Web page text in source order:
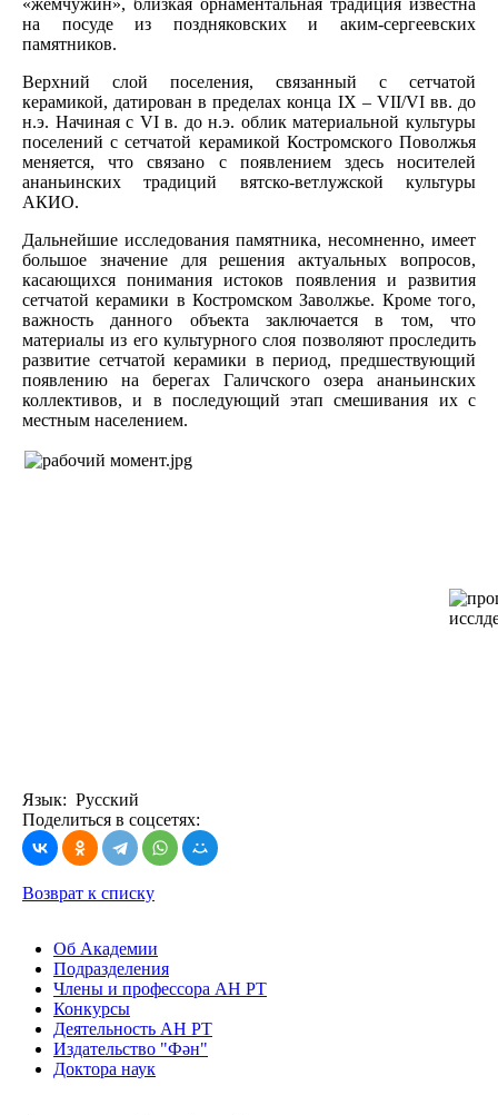
на посуде из поздняковских и аким-сергеевских
памятников.
Верхний слой поселения, связанный с сетчатой
керамикой, датирован в пределах конца IX – VII/VI вв. до
н.э. Начиная с VI в. до н.э. облик материальной культуры
поселений с сетчатой керамикой Костромского Поволжья
меняется, что связано с появлением здесь носителей
ананьинских традиций вятско-ветлужской культуры
АКИО.
Дальнейшие исследования памятника, несомненно, имеет
большое значение для решения актуальных вопросов,
касающихся понимания истоков появления и развития
сетчатой керамики в Костромском Заволжье. Кроме того,
важность данного объекта заключается в том, что
материалы из его культурного слоя позволяют проследить
развитие сетчатой керамики в период, предшествующий
появлению на берегах Галичского озера ананьинских
коллективов, и в последующий этап смешивания их с
местным населением.
Язык: Русский
Поделиться в соцсетях:
Возврат к списку
Об Академии
Подразделения
Члены и профессора АН РТ
Конкурсы
Деятельность АН РТ
Издательство "Фән"
Доктора наук